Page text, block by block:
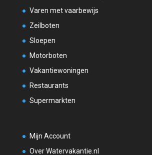
Varen met vaarbewijs
Zeilboten
Sloepen
Motorboten
Vakantiewoningen
Restaurants
Supermarkten
Mijn Account
Over Watervakantie.nl